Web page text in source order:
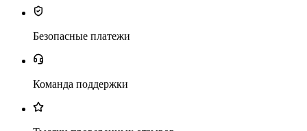
Безопасные платежи
Команда поддержки